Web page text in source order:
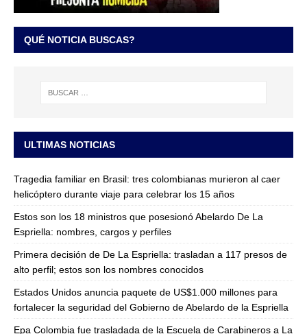
QUÉ NOTICIA BUSCAS?
ULTIMAS NOTICIAS
Tragedia familiar en Brasil: tres colombianas murieron al caer
helicóptero durante viaje para celebrar los 15 años
Estos son los 18 ministros que posesionó Abelardo De La
Espriella: nombres, cargos y perfiles
Primera decisión de De La Espriella: trasladan a 117 presos de
alto perfil; estos son los nombres conocidos
Estados Unidos anuncia paquete de US$1.000 millones para
fortalecer la seguridad del Gobierno de Abelardo de la Espriella
Epa Colombia fue trasladada de la Escuela de Carabineros a La